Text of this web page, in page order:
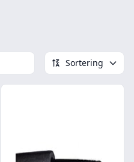
Sortering